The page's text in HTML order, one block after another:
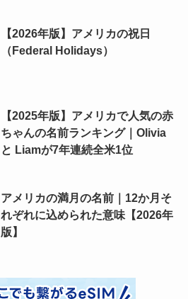
【2026年版】アメリカの祝日
（Federal Holidays）
【2025年版】アメリカで人気の赤
ちゃんの名前ランキング｜Olivia
と Liamが7年連続全米1位
アメリカの満月の名前｜12か月そ
れぞれに込められた意味【2026年
版】